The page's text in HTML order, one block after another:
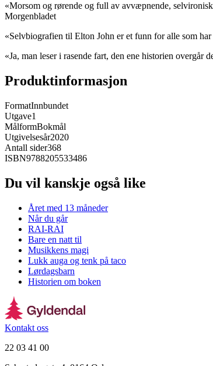
«Morsom og rørende og full av avvæpnende,
Morgenbladet
«Selvbiografien til Elton John er et funn for alle som
«Ja, man leser i rasende fart, den ene historien
Produktinformasjon
FormatInnbundet
Utgave1
MålformBokmål
Utgivelsesår2020
Antall sider368
ISBN9788205533486
Du vil kanskje også like
Året med 13 måneder
Når du går
RAI-RAI
Bare en natt til
Musikkens magi
Lukk auga og tenk på taco
Lørdagsbarn
Historien om boken
Kontakt oss
22 03 41 00